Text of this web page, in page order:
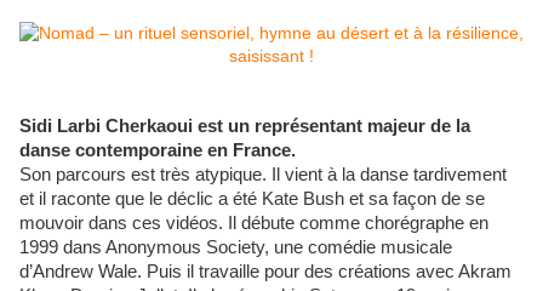
Sidi Larbi Cherkaoui est un représentant majeur de la
danse contemporaine en France.
Son parcours est très atypique. Il vient à la danse tardivement
et il raconte que le déclic a été Kate Bush et sa façon de se
mouvoir dans ces vidéos. Il débute comme chorégraphe en
1999 dans Anonymous Society, une comédie musicale
d’Andrew Wale. Puis il travaille pour des créations avec Akram